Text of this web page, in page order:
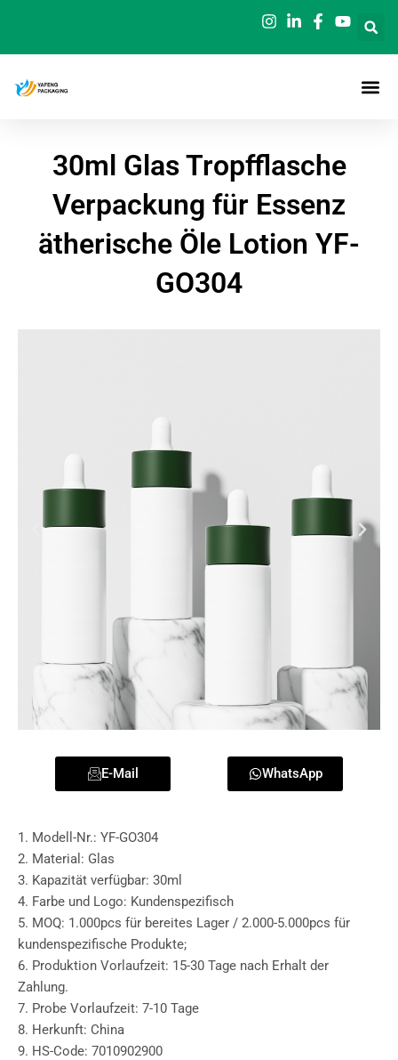
springen
30ml Glas Tropfflasche
Verpackung für Essenz
ätherische Öle Lotion YF-
GO304
E-Mail WhatsApp
1. Modell-Nr.: YF-GO304
2. Material: Glas
3. Kapazität verfügbar: 30ml
4. Farbe und Logo: Kundenspezifisch
5. MOQ: 1.000pcs für bereites Lager / 2.000-5.000pcs für
kundenspezifische Produkte;
6. Produktion Vorlaufzeit: 15-30 Tage nach Erhalt der
Zahlung.
7. Probe Vorlaufzeit: 7-10 Tage
8. Herkunft: China
9. HS-Code: 7010902900